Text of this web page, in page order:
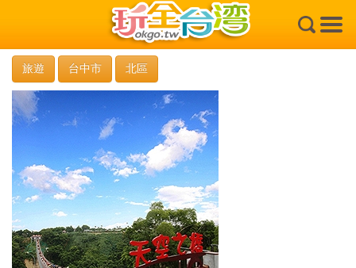
×
旅遊 台中市 北區